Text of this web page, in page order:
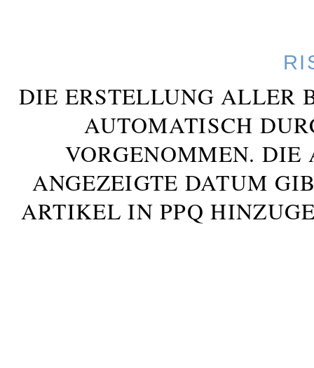
DIE ERSTELLUNG ALLER
AUTOMATISCH
VORGENOMMEN. DIE
ANGEZEIGTE DATUM
ARTIKEL IN PPQ